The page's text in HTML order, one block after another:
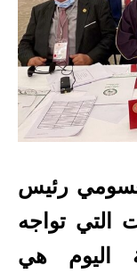
رئيس
التي تواجه
اليوم هي